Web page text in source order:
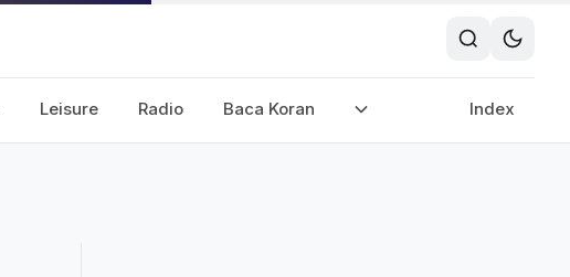
Leisure Radio Baca Koran Index